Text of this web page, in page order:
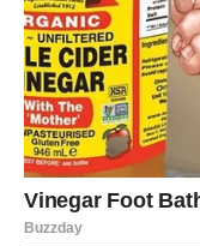
odričete sebe . I
VODOLIJA